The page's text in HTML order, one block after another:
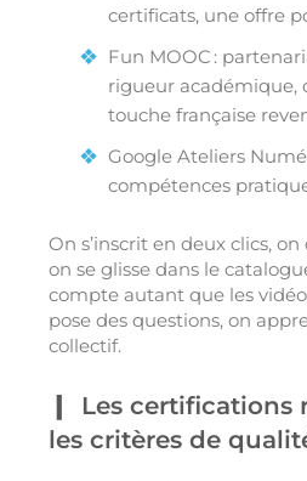
certificats, une offre
Fun MOOC :
rigueur académique,
touche française
Google Ateliers
compétences
On s’inscrit en deux clics,
on se glisse dans le
compte autant que les
pose des questions, on
collectif.
Les certifications
les critères de